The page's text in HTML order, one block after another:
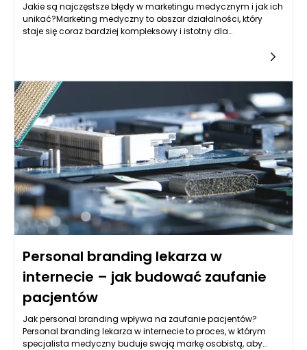
Jakie są najczęstsze błędy w marketingu medycznym i jak ich
unikać?Marketing medyczny to obszar działalności, który
staje się coraz bardziej kompleksowy i istotny dla
Personal branding lekarza w
internecie – jak budować zaufanie
pacjentów
Jak personal branding wpływa na zaufanie pacjentów?
Personal branding lekarza w internecie to proces, w którym
specjalista medyczny buduje swoją markę osobistą, aby